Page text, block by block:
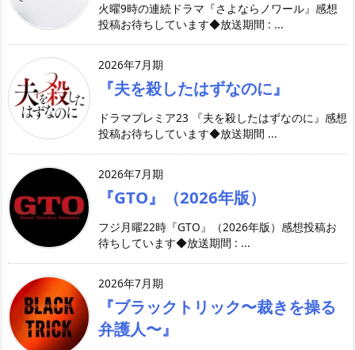
火曜9時の連続ドラマ『さよならノワール』感想
投稿お待ちしています◆放送期間 : ...
2026年7月期
『夫を殺したはずなのに』
ドラマプレミア23 『夫を殺したはずなのに』感想
投稿お待ちしています◆放送期間 ...
2026年7月期
『GTO』（2026年版）
フジ月曜22時『GTO』（2026年版）感想投稿お
待ちしています◆放送期間 : ...
2026年7月期
『ブラックトリック〜裁きを操る
弁護人〜』